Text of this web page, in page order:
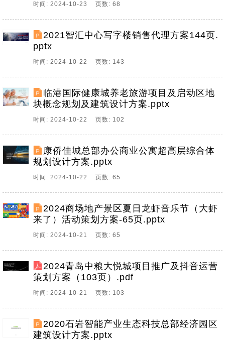
时间: 2024-10-23 页数: 68
2021智汇中心写字楼销售代理方案144页.
pptx
时间: 2024-10-22 页数: 143
临港国际健康城养老旅游项目及启动区地
块概念规划及建筑设计方案.pptx
时间: 2024-10-22 页数: 102
康侨佳城总部办公商业公寓超高层综合体
规划设计方案.pptx
时间: 2024-10-22 页数: 65
2024商场地产景区夏日龙虾音乐节（大虾
来了）活动策划方案-65页.pptx
时间: 2024-10-21 页数: 65
2024青岛中粮大悦城项目推广及抖音运营
策划方案（103页）.pdf
时间: 2024-10-21 页数: 103
2020石岩智能产业生态科技总部经济园区
建筑设计方案.pptx